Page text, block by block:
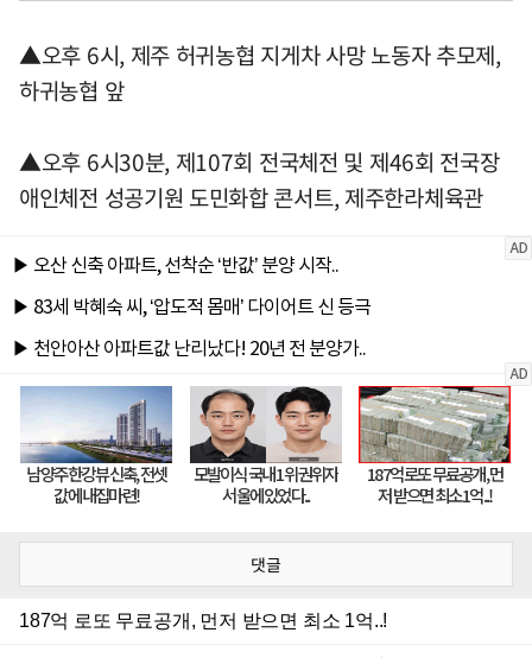
▲오후 6시, 제주 허귀농협 지게차 사망 노동자 추모제,
하귀농협 앞
▲오후 6시30분, 제107회 전국체전 및 제46회 전국장
애인체전 성공기원 도민화합 콘서트, 제주한라체육관
댓글